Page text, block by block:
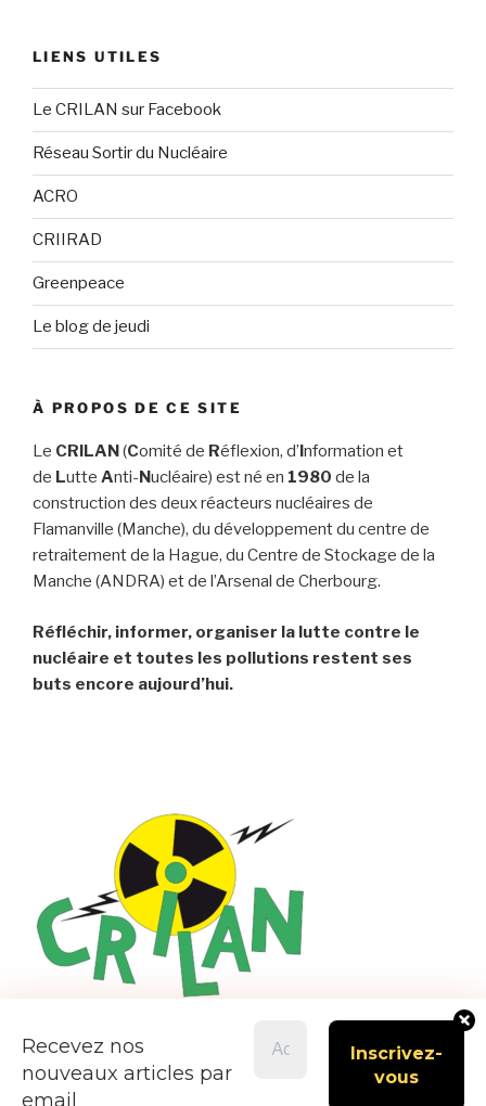
LIENS UTILES
Le CRILAN sur Facebook
Réseau Sortir du Nucléaire
ACRO
CRIIRAD
Greenpeace
Le blog de jeudi
À PROPOS DE CE SITE
Le CRILAN(Comité de Réflexion, d’Information et
de Lutte Anti-Nucléaire) est né en 1980 de la
construction des deux réacteurs nucléaires de
Flamanville (Manche), du développement du centre de
retraitement de la Hague, du Centre de Stockage de la
Manche (ANDRA) et de l’Arsenal de Cherbourg.
Réfléchir, informer, organiser la lutte contre le
nucléaire et toutes les pollutions restent ses
buts encore aujourd’hui.
Recevez nos
nouveaux articles par
email